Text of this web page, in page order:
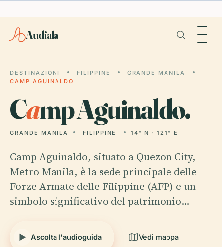
Audiala
DESTINAZIONI FILIPPINE
GRANDE MANILA
CAMP AGUINALDO
Camp Aguinaldo.
GRANDE MANILA FILIPPINE 14° N · 121° E
Camp Aguinaldo, situato a Quezon City,
Metro Manila, è la sede principale delle
Forze Armate delle Filippine (AFP) e un
simbolo significativo del patrimonio…
Ascolta l'audioguida Vedi mappa